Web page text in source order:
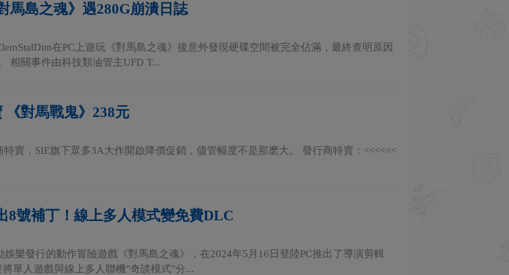
馬島之魂》遇280G崩潰日誌
在PC上遊玩《對馬島之魂》後意外發現硬碟空間被完全佔滿，最終查明原因
相關事件由科技類油管主UFD T...
《對馬戰鬼》238元
特賣，SIE旗下眾多3A大作開啟降價促銷，儘管幅度不是那麽大。 發行商特賣：<<<<<<
8號補丁！線上多人模式變免費DLC
娛樂發行的動作冒險遊戲《對馬島之魂》，在2024年5月16日登陸PC推出了導演剪輯
單人遊戲與線上多人聯機"奇談模式"分...